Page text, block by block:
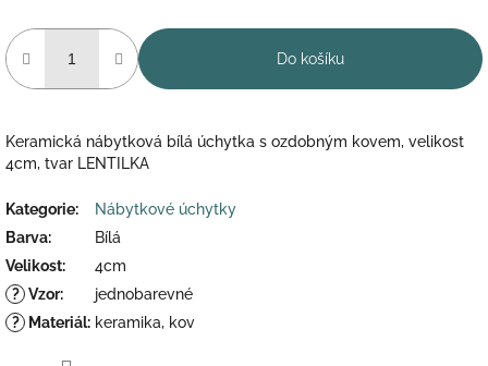
Do košíku
Keramická nábytková bílá úchytka s ozdobným kovem, velikost
4cm, tvar LENTILKA
Kategorie:
Nábytkové úchytky
Barva:
Bílá
Velikost:
4cm
? Vzor:
jednobarevné
?
Materiál: keramika, kov